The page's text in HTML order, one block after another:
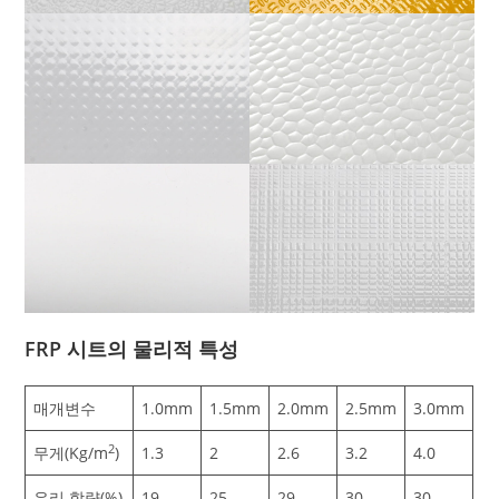
FRP 시트의 물리적 특성
매개변수 1.0mm 1.5mm 2.0mm 2.5mm 3.0mm
무게(Kg/m2) 1.3 2 2.6 3.2 4.0